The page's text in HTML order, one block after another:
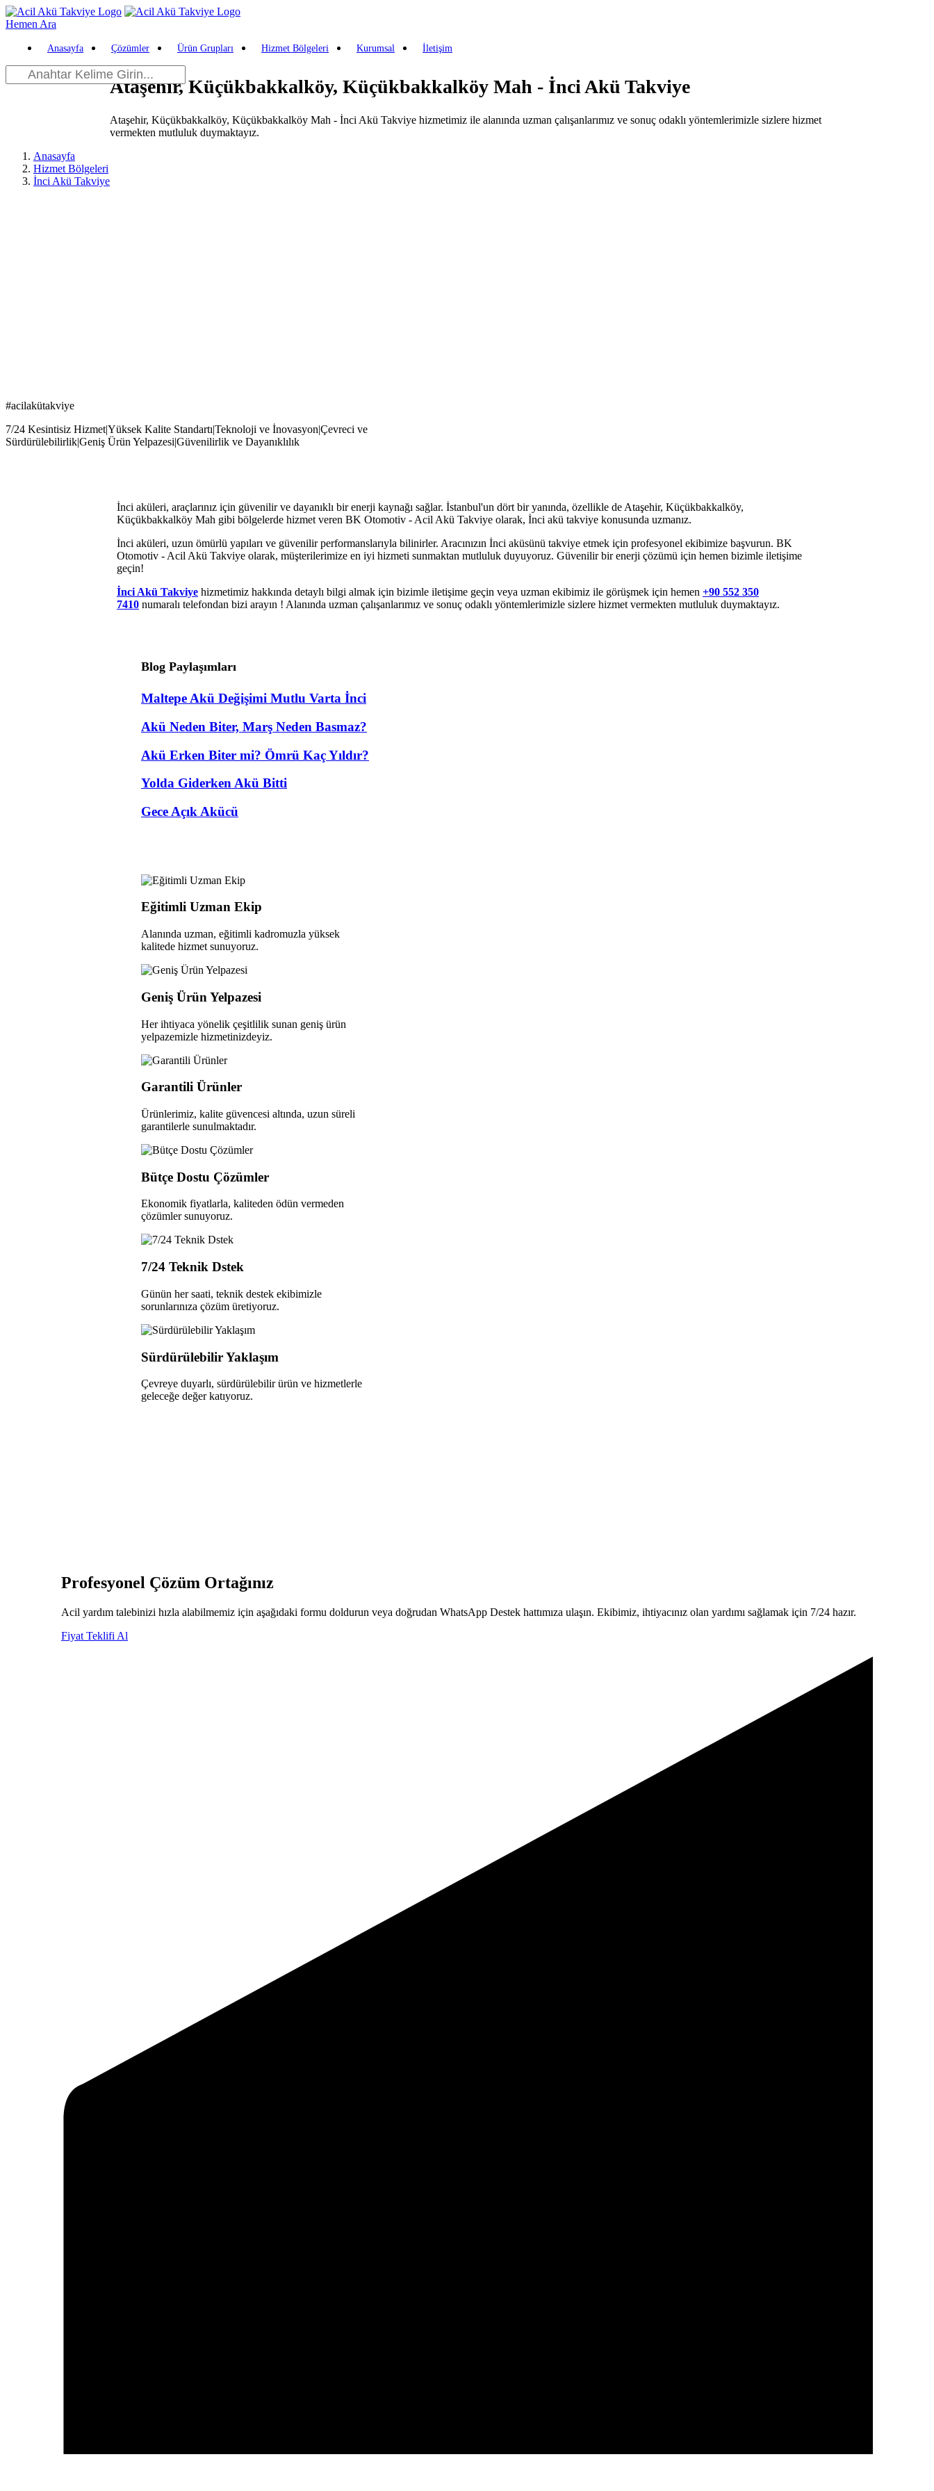
Hemen Ara
Anasayfa Çözümler Ürün Grupları Hizmet Bölgeleri Kurumsal İletişim
Ataşehir, Küçükbakkalköy, Küçükbakkalköy Mah - İnci Akü Takviye
Ataşehir, Küçükbakkalköy, Küçükbakkalköy Mah - İnci Akü Takviye hizmetimiz ile alanında uzman çalışanlarımız ve sonuç odaklı yöntemlerimizle sizlere hizmet
vermekten mutluluk duymaktayız.
Anasayfa
Hizmet Bölgeleri
İnci Akü Takviye
#acilakütakviye
7/24 Kesintisiz Hizmet|Yüksek Kalite Standartı|Teknoloji ve İnovasyon|Çevreci ve
Sürdürülebilirlik|Geniş Ürün Yelpazesi|Güvenilirlik ve Dayanıklılık
İnci aküleri, araçlarınız için güvenilir ve dayanıklı bir enerji kaynağı sağlar. İstanbul'un dört bir yanında, özellikle de Ataşehir, Küçükbakkalköy,
Küçükbakkalköy Mah gibi bölgelerde hizmet veren BK Otomotiv - Acil Akü Takviye olarak, İnci akü takviye konusunda uzmanız.
İnci aküleri, uzun ömürlü yapıları ve güvenilir performanslarıyla bilinirler. Aracınızın İnci aküsünü takviye etmek için profesyonel ekibimize başvurun. BK
Otomotiv - Acil Akü Takviye olarak, müşterilerimize en iyi hizmeti sunmaktan mutluluk duyuyoruz. Güvenilir bir enerji çözümü için hemen bizimle iletişime
geçin!
İnci Akü Takviye hizmetimiz hakkında detaylı bilgi almak için bizimle iletişime geçin veya uzman ekibimiz ile görüşmek için hemen +90 552 350
7410 numaralı telefondan bizi arayın ! Alanında uzman çalışanlarımız ve sonuç odaklı yöntemlerimizle sizlere hizmet vermekten mutluluk duymaktayız.
Blog Paylaşımları
Maltepe Akü Değişimi Mutlu Varta İnci
Akü Neden Biter, Marş Neden Basmaz?
Akü Erken Biter mi? Ömrü Kaç Yıldır?
Yolda Giderken Akü Bitti
Gece Açık Akücü
Eğitimli Uzman Ekip
Alanında uzman, eğitimli kadromuzla yüksek
kalitede hizmet sunuyoruz.
Geniş Ürün Yelpazesi
Her ihtiyaca yönelik çeşitlilik sunan geniş ürün
yelpazemizle hizmetinizdeyiz.
Garantili Ürünler
Ürünlerimiz, kalite güvencesi altında, uzun süreli
garantilerle sunulmaktadır.
Bütçe Dostu Çözümler
Ekonomik fiyatlarla, kaliteden ödün vermeden
çözümler sunuyoruz.
7/24 Teknik Dstek
Günün her saati, teknik destek ekibimizle
sorunlarınıza çözüm üretiyoruz.
Sürdürülebilir Yaklaşım
Çevreye duyarlı, sürdürülebilir ürün ve hizmetlerle
geleceğe değer katıyoruz.
Profesyonel Çözüm Ortağınız
Acil yardım talebinizi hızla alabilmemiz için aşağıdaki formu doldurun veya doğrudan WhatsApp Destek hattımıza ulaşın. Ekibimiz, ihtiyacınız olan yardımı sağlamak için 7/24 hazır.
Fiyat Teklifi Al